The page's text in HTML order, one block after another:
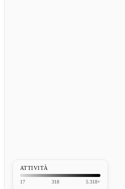
ATTIVITÀ
17 318 5.318+